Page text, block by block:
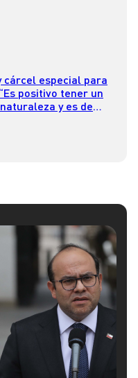
cárcel especial para
positivo tener un
y es de